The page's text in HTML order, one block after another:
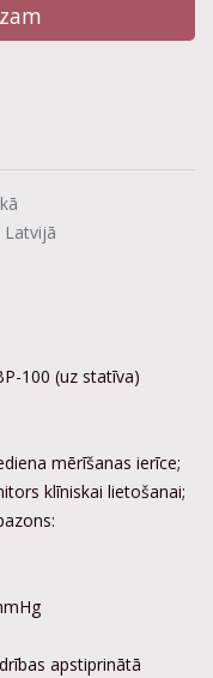
Latvijā
100 (uz statīva)
mērīšanas ierīce;
klīniskai lietošanai;
apstiprinātā